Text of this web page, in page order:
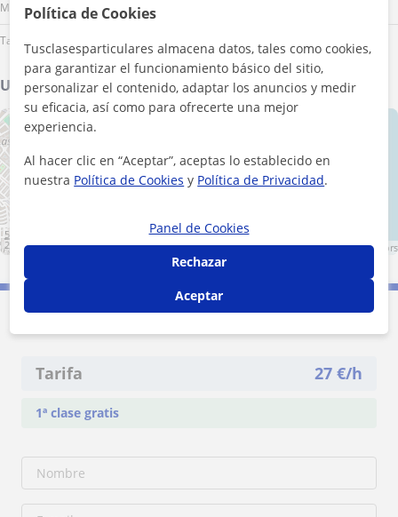
Mediodía
Tarde
Ubicación de mis clases
+ −
500 m
2000 ft
Leaflet| ©OpenStreetMapcontributors
Tarifa 27 €/h
1ª clase gratis
Política de Cookies
Tusclasesparticulares almacena datos, tales como cookies,
para garantizar el funcionamiento básico del sitio,
personalizar el contenido, adaptar los anuncios y medir
su eficacia, así como para ofrecerte una mejor
experiencia.
Al hacer clic en “Aceptar”, aceptas lo establecido en
nuestra Política de Cookies y Política de Privacidad.
Panel de Cookies
Rechazar
Aceptar